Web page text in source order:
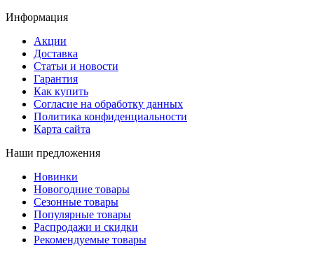
Информация
Акции
Доставка
Статьи и новости
Гарантия
Как купить
Согласие на обработку данных
Политика конфиденциальности
Карта сайта
Наши предложения
Новинки
Новогодние товары
Сезонные товары
Популярные товары
Распродажи и скидки
Рекомендуемые товары